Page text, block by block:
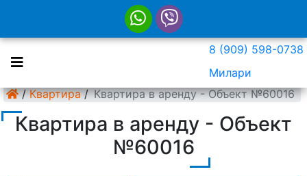
8 (909) 598-0738
Милари
/ Квартира / Квартира в аренду - Объект №60016
Квартира в аренду - Объект
№60016